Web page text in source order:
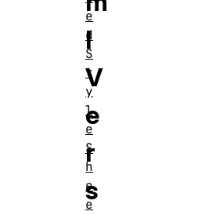
l
V
e
r
s
e
d
S
t
y
l
e
S
h
e
e